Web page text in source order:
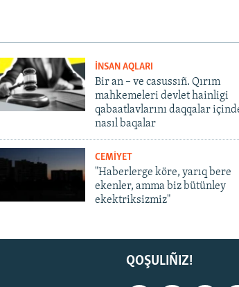
İNSAN AQLARI
Bir an – ve casussıñ. Qırım
mahkemeleri devlet hainligi
qabaatlavlarını daqqalar
nasıl baqalar
CEMİYET
"Haberlerge köre, yarıq bere
ekenler, amma biz bütünley
ekektriksizmiz"
QOŞULIÑIZ!